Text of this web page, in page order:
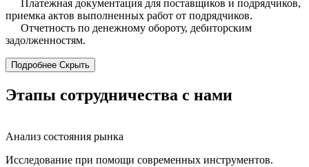
Платежная документация для поставщиков и подрядчиков,
приемка актов выполненных работ от подрядчиков.
Отчетность по денежному обороту, дебиторским
задолженностям.
Подробнее Скрыть
Этапы сотрудничества с нами
Анализ состояния рынка
Исследование при помощи современных инструментов.